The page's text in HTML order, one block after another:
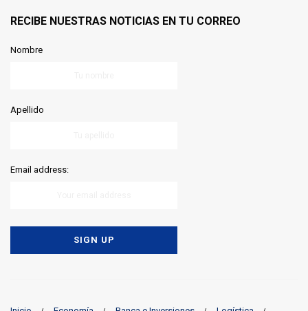
RECIBE NUESTRAS NOTICIAS EN TU CORREO
Nombre
Apellido
Email address: